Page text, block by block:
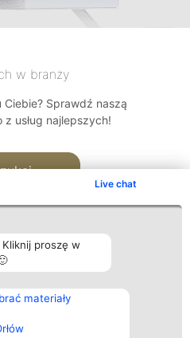
Live chat
proszę w
materiały
w branży
Sprawdź naszą
usług najlepszych!
Kontakt
Kontakt